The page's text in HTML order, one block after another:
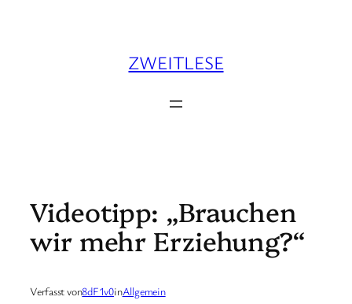
ZWEITLESE
Videotipp: „Brauchen
wir mehr Erziehung?“
Verfasst von8dF1v0inAllgemein